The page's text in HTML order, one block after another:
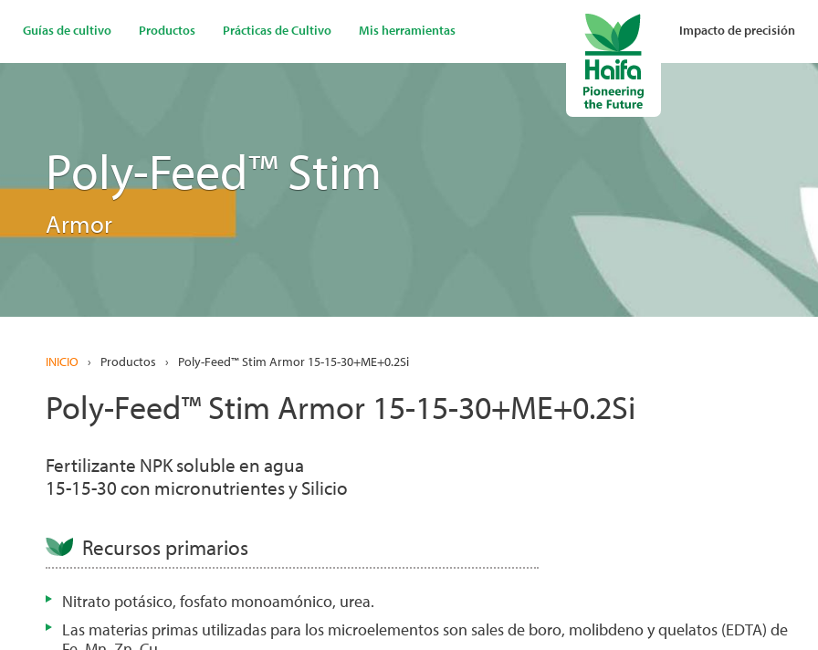
principal
Guías de cultivo Productos Prácticas de Cultivo Mis herramientas Impacto de precisión
Poly-Feed™ Stim
Armor
INICIO › Productos › Poly-Feed™ Stim Armor 15-15-30+ME+0.2Si
Poly-Feed™ Stim Armor 15-15-30+ME+0.2Si
Fertilizante NPK soluble en agua
15-15-30 con micronutrientes y Silicio
Recursos primarios
Nitrato potásico, fosfato monoamónico, urea.
Las materias primas utilizadas para los microelementos son sales de boro, molibdeno y quelatos (EDTA) de